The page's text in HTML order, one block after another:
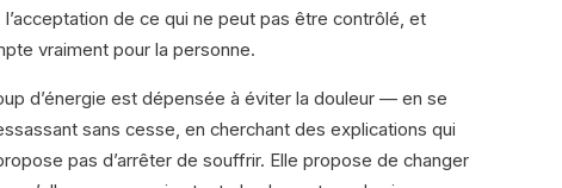
de ce qui ne peut pas être contrôlé, et
vraiment pour la personne.
d’énergie est dépensée à éviter la douleur — en se
sans cesse, en cherchant des explications qui
pas d’arrêter de souffrir. Elle propose de changer